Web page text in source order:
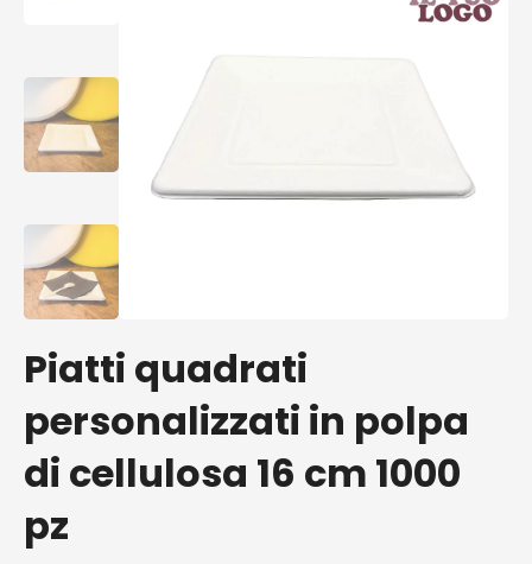
Piatti quadrati
personalizzati in polpa
di cellulosa 16 cm 1000
pz